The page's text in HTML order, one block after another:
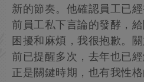
新的節奏。他確認員工已
前員工私下言論的發酵，
困擾和麻煩，我很抱歉。
前已提醒多次，去年也已
正是關鍵時期，也有我性